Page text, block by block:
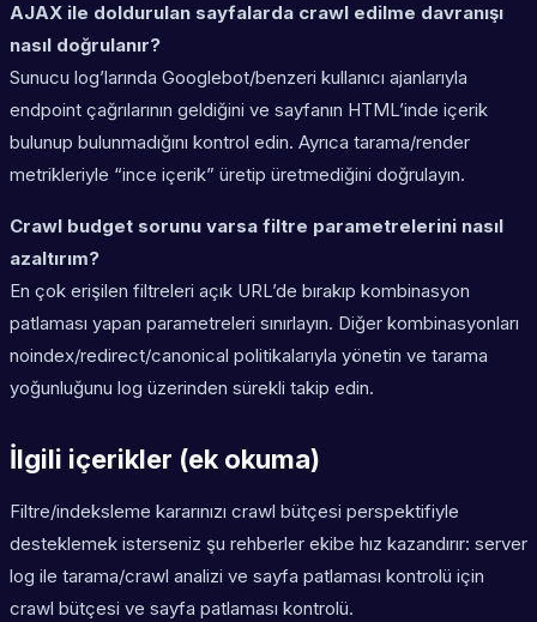
AJAX ile doldurulan sayfalarda crawl edilme davranışı
nasıl doğrulanır?
Sunucu log’larında Googlebot/benzeri kullanıcı ajanlarıyla
endpoint çağrılarının geldiğini ve sayfanın HTML’inde içerik
bulunup bulunmadığını kontrol edin. Ayrıca tarama/render
metrikleriyle “ince içerik” üretip üretmediğini doğrulayın.
Crawl budget sorunu varsa filtre parametrelerini nasıl
azaltırım?
En çok erişilen filtreleri açık URL’de bırakıp kombinasyon
patlaması yapan parametreleri sınırlayın. Diğer kombinasyonları
noindex/redirect/canonical politikalarıyla yönetin ve tarama
yoğunluğunu log üzerinden sürekli takip edin.
İlgili içerikler (ek okuma)
Filtre/indeksleme kararınızı crawl bütçesi perspektifiyle
desteklemek isterseniz şu rehberler ekibe hız kazandırır: server
log ile tarama/crawl analizi ve sayfa patlaması kontrolü için
crawl bütçesi ve sayfa patlaması kontrolü.